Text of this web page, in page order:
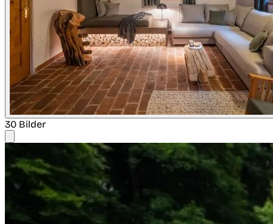
30 Bilder